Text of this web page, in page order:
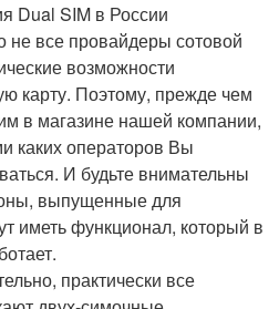
Dual SIM в России
не все провайдеры сотовой
возможности
карту. Поэтому, прежде чем
в магазине нашей компании,
каких операторов Вы
И будьте внимательны
выпущенные для
иметь функционал, который в
практически все